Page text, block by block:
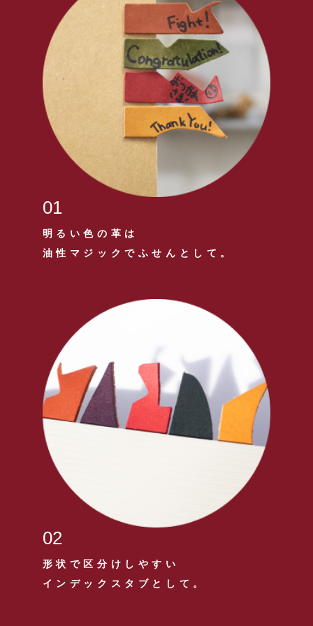
01
明るい色の革は
油性マジックでふせんとして。
02
形状で区分けしやすい
インデックスタブとして。